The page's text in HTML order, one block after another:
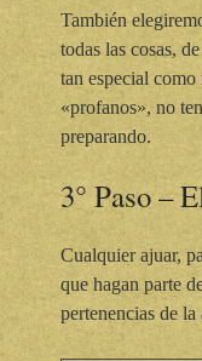
También
todas las cosas,
tan especial
«profanos», no
preparando.
3° Paso –
Cualquier ajuar,
que hagan parte
pertenencias de